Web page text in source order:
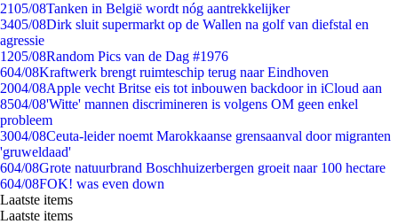
2105/08Tanken in België wordt nóg aantrekkelijker
3405/08Dirk sluit supermarkt op de Wallen na golf van diefstal en
agressie
1205/08Random Pics van de Dag #1976
604/08Kraftwerk brengt ruimteschip terug naar Eindhoven
2004/08Apple vecht Britse eis tot inbouwen backdoor in iCloud aan
8504/08'Witte' mannen discrimineren is volgens OM geen enkel
probleem
3004/08Ceuta-leider noemt Marokkaanse grensaanval door migranten
'gruweldaad'
604/08Grote natuurbrand Boschhuizerbergen groeit naar 100 hectare
604/08FOK! was even down
Laatste items
Laatste items